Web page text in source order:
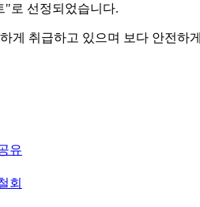
"로 선정되었습니다.
게 취급하고 있으며 보다 안전하
유
회